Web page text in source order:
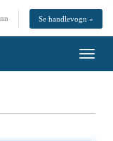
Se handlevogn »
Bytt